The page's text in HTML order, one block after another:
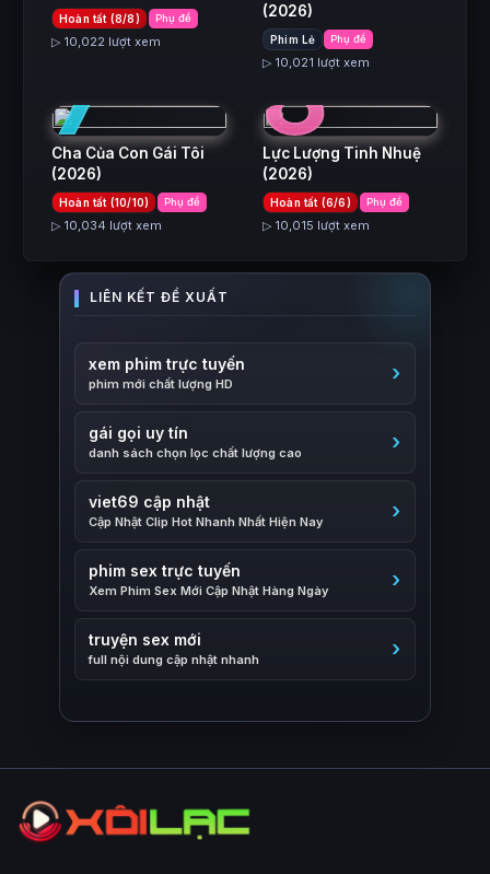
Hoàn tất (8/8) Phụ đề
▷ 10,022 lượt xem
(2026)
Phim Lẻ Phụ đề
▷ 10,021 lượt xem
7
Cha Của Con Gái Tôi
(2026)
Hoàn tất (10/10) Phụ đề
▷ 10,034 lượt xem
8
Lực Lượng Tinh Nhuệ
(2026)
Hoàn tất (6/6) Phụ đề
▷ 10,015 lượt xem
xem phim trực tuyến
phim mới chất lượng HD
gái gọi uy tín
danh sách chọn lọc chất lượng cao
viet69 cập nhật
Cập Nhật Clip Hot Nhanh Nhất Hiện Nay
phim sex trực tuyến
Xem Phim Sex Mới Cập Nhật Hàng Ngày
truyện sex mới
full nội dung cập nhật nhanh